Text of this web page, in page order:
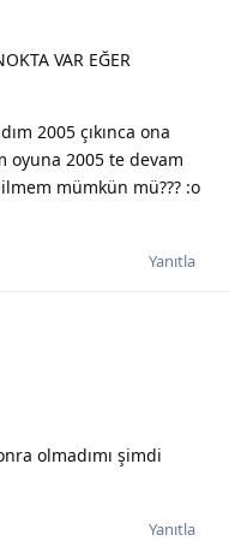
VAR EĞER
2005 çıkınca ona
oyuna 2005 te devam
mümkün mü??? :o
Yanıtla
olmadımı şimdi
Yanıtla